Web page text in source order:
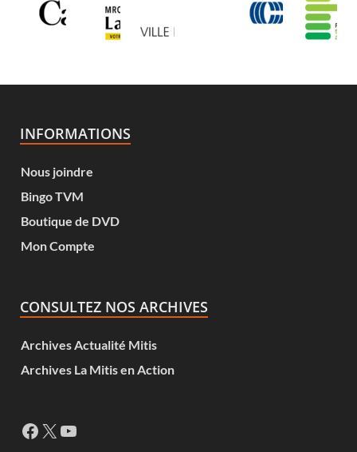
INFORMATIONS
Nous joindre
Bingo TVM
Boutique de DVD
Mon Compte
CONSULTEZ NOS ARCHIVES
Archives Actualité Mitis
Archives La Mitis en Action